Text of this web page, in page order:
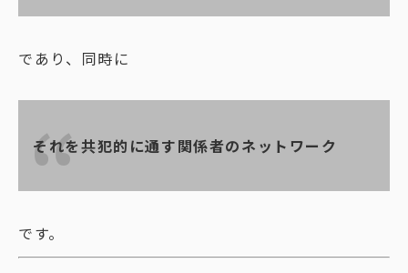
であり、同時に
それを共犯的に通す関係者のネットワーク
です。